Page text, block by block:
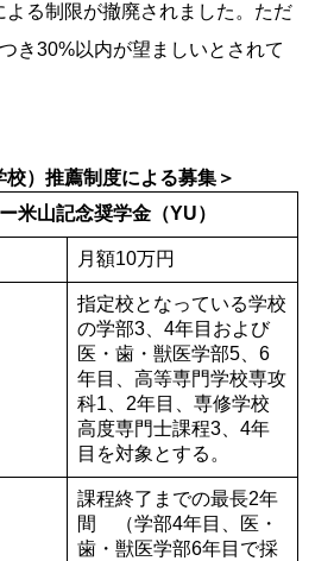
よる制限が撤廃されました。ただ
き30%以内が望ましいとされて
校）推薦制度による募集＞
米山記念奨学金（YU）
月額10万円
指定校となっている学校
の学部3、4年目および
医・歯・獣医学部5、6
年目、高等専門学校専攻
科1、2年目、専修学校
高度専門士課程3、4年
目を対象とする。
課程終了までの最長2年
間 （学部4年目、医・
歯・獣医学部6年目で採